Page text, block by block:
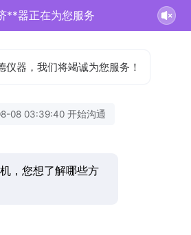
**器正在为您服务
仪器，我们将竭诚为您服务！
08 03:39:40 开始沟通
，您想了解哪些方